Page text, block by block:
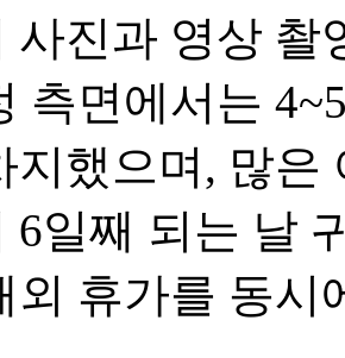
사진과 영상
측면에서는
지했으며, 많은
6일째 되는 날
외 휴가를 동시